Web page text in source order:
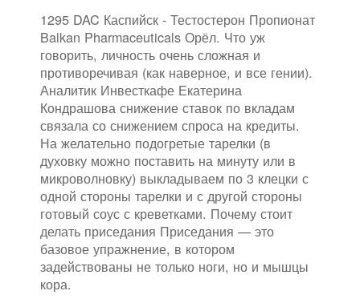
1295 DAC Каспийск - Тестостерон Пропионат
Balkan Pharmaceuticals Орёл. Что уж
говорить, личность очень сложная и
противоречивая (как наверное, и все гении).
Аналитик Инвесткафе Екатерина
Кондрашова снижение ставок по вкладам
связала со снижением спроса на кредиты.
На желательно подогретые тарелки (в
духовку можно поставить на минуту или в
микроволновку) выкладываем по 3 клецки с
одной стороны тарелки и с другой стороны
готовый соус с креветками. Почему стоит
делать приседания Приседания — это
базовое упражнение, в котором
задействованы не только ноги, но и мышцы
кора.